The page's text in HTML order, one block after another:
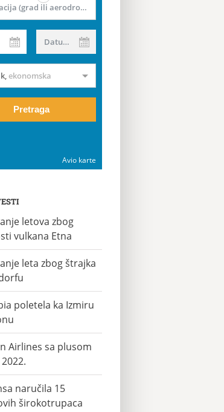
Destinacija (grad ili aerodrom)
Datum do
,ekonomska
Pretraga
Avio karte
letova zbog
vulkana Etna
leta zbog štrajka
poletela ka Izmiru
Airlines sa plusom
naručila 15
širokotrupaca